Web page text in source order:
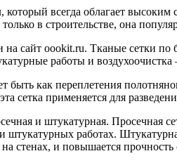
всегда облагает
только в строительстве, она
сайт oookit.ru. Тканые сетки
работы и
быть как переплетения
применяется для
и штукатурная. Просечная
работах.
стенах, и повышается прочность